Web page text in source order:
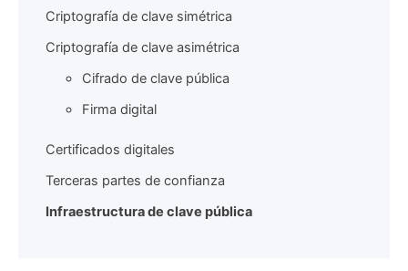
Criptografía de clave simétrica
Criptografía de clave asimétrica
Cifrado de clave pública
Firma digital
Certificados digitales
Terceras partes de confianza
Infraestructura de clave pública